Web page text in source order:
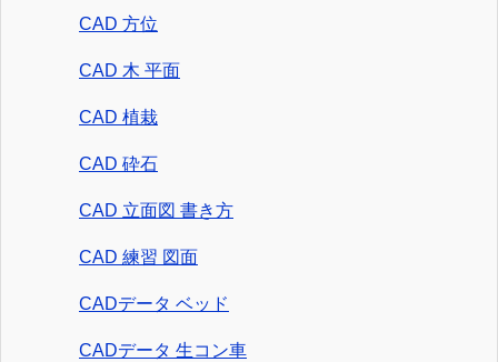
CAD 方位
CAD 木 平面
CAD 植栽
CAD 砕石
CAD 立面図 書き方
CAD 練習 図面
CADデータ ベッド
CADデータ 生コン車